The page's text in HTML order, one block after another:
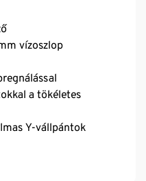
vízoszlop
a tökéletes
Y-vállpántok
állításához
könnyen fel-